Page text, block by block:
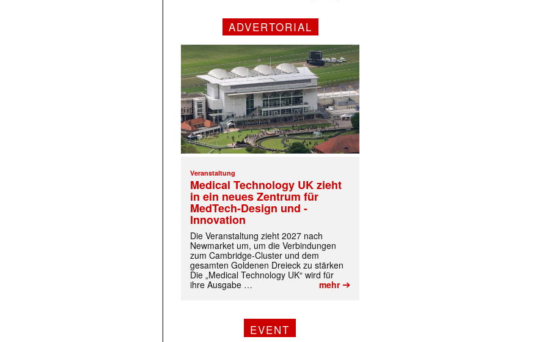
ADVERTORIAL
Veranstaltung
Medical Technology UK zieht
in ein neues Zentrum für
MedTech-Design und -
Innovation
Die Veranstaltung zieht 2027 nach
Newmarket um, um die Verbindungen
zum Cambridge-Cluster und dem
gesamten Goldenen Dreieck zu stärken
Die „Medical Technology UK“ wird für
ihre Ausgabe …
mehr➔
EVENT